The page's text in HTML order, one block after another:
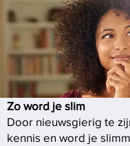
Zo word je slim
Door nieuwsgierig te
kennis en word je